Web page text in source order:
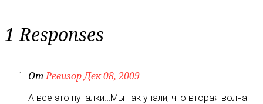
1 Responses
ОтРевизорДек 08, 2009
А все это пугалки…Мы так упали, что вторая волна